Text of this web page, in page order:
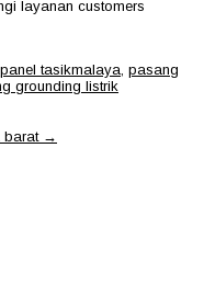
layanan customers
tasikmalaya pasang
grounding listrik
barat →